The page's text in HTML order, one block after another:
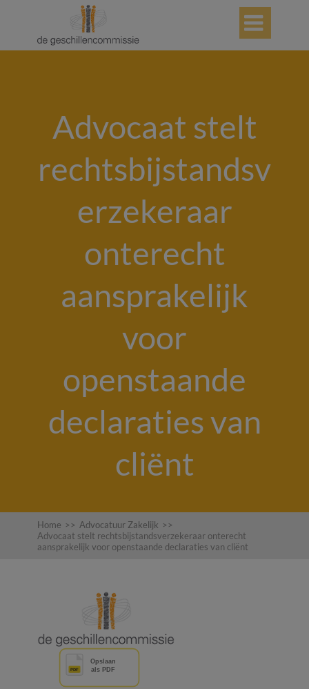

Advocaat stelt
rechtsbijstandsv
erzekeraar
onterecht
aansprakelijk
voor
openstaande
declaraties van
cliënt
Home >> Advocatuur Zakelijk >>
Advocaat stelt rechtsbijstandsverzekeraar onterecht
aansprakelijk voor openstaande declaraties van cliënt